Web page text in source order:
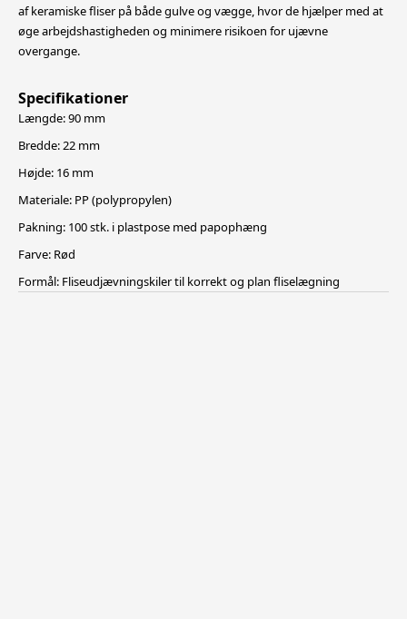
af keramiske fliser på både gulve og vægge, hvor de hjælper med at
øge arbejdshastigheden og minimere risikoen for ujævne
overgange.
Specifikationer
Længde: 90 mm
Bredde: 22 mm
Højde: 16 mm
Materiale: PP (polypropylen)
Pakning: 100 stk. i plastpose med papophæng
Farve: Rød
Formål: Fliseudjævningskiler til korrekt og plan fliselægning